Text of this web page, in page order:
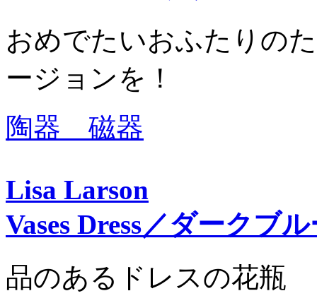
おめでたいおふたりの
ージョンを！
陶器 磁器
Lisa Larson
Vases Dress／ダークブ
品のあるドレスの花瓶